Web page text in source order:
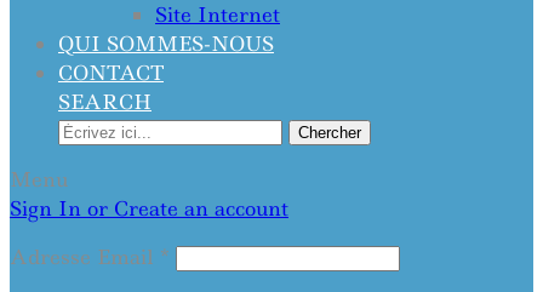
Site Internet
QUI SOMMES-NOUS
CONTACT
SEARCH
Chercher
Menu
Sign In or Create an account
Adresse Email *